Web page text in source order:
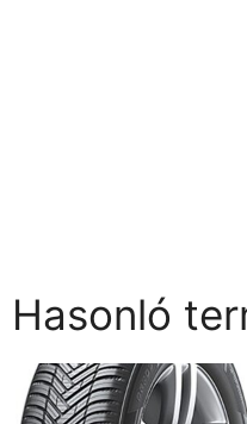
Hasonló